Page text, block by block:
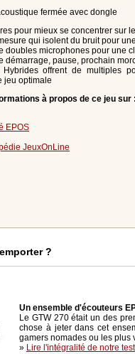
fermée avec dongle
pour mieux se concentrer sur
qui isolent du bruit pour
doubles microphones pour une
démarrage, pause, prochain
Hybrides offrent de multiples
jeu optimale
à propos de ce jeu sur :
EPOS
JeuxOnLine
?
Un ensemble d'écouteurs
Le GTW 270 était un des
chose à jeter dans cet
gamers nomades ou les plus
» Lire l'intégralité de notre test